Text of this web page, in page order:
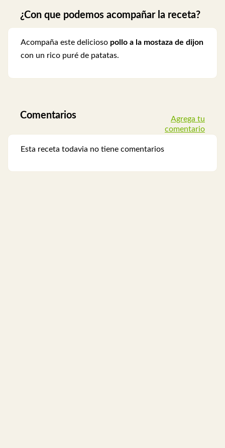
¿Con que podemos acompañar la receta?
Acompaña este delicioso pollo a la mostaza de dijon
con un rico puré de patatas.
Comentarios
Agrega tu
comentario
Esta receta todavia no tiene comentarios